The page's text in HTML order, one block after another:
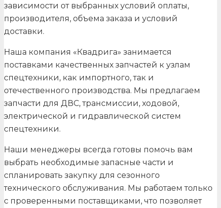
зависимости от выбранных условий оплаты,
производителя, объема заказа и условий
доставки.
Наша компания «Квадрига» занимается
поставками качественных запчастей к узлам
спецтехники, как импортного, так и
отечественного производства. Мы предлагаем
запчасти для ДВС, трансмиссии, ходовой,
электрической и гидравлической систем
спецтехники.
Наши менеджеры всегда готовы помочь вам
выбрать необходимые запасные части и
спланировать закупку для сезонного
технического обслуживания. Мы работаем только
с проверенными поставщиками, что позволяет